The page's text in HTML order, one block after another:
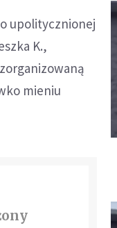
upolitycznionej
K.,
mieniu